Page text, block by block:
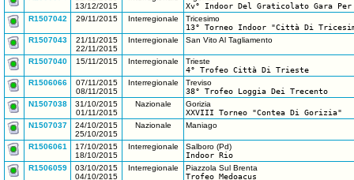
13/12/2015
Xv° Indoor Del Graticolato Gara
R1507042
29/11/2015 Interregionale
Tricesimo
13° Torneo Indoor "Città Di
R1507043
21/11/2015
22/11/2015
Interregionale San Vito Al Tagliamento
R1507040 15/11/2015 Interregionale
Trieste
4° Trofeo Città Di Trieste
R1506066
07/11/2015
08/11/2015
Interregionale
Treviso
38° Trofeo Loggia Dei Trecento
N1507038
31/10/2015
01/11/2015
Nazionale
Gorizia
XXVIII Torneo "Contea Di Gorizia"
N1507037
24/10/2015
25/10/2015
Nazionale Maniago
R1506061
17/10/2015
18/10/2015
Interregionale
Salboro (Pd)
Indoor Rio
R1506059
03/10/2015
04/10/2015
Interregionale
Piazzola Sul Brenta
Trofeo Medoacus